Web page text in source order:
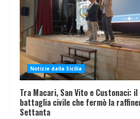
Notizie dalla Sicilia
Tra Macari, San Vito e Custonaci:
battaglia civile che fermò la
Settanta